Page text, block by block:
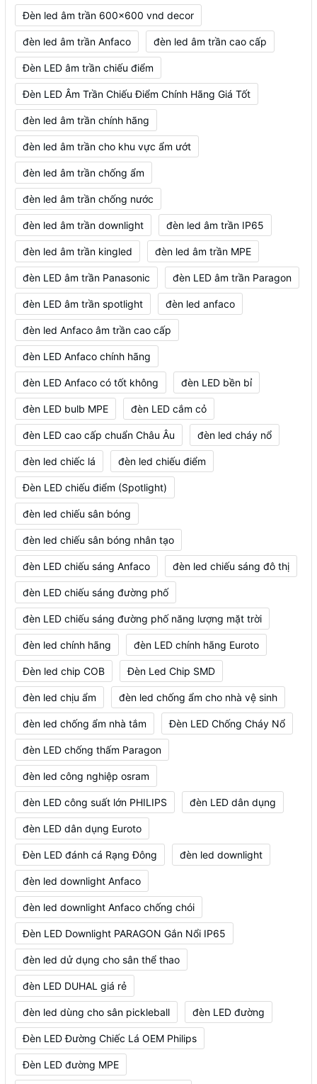
Đèn led âm trần 600x600 vnd decor
đèn led âm trần Anfaco đèn led âm trần cao cấp
Đèn LED âm trần chiếu điểm
Đèn LED Âm Trần Chiếu Điểm Chính Hãng Giá Tốt
đèn led âm trần chính hãng
đèn led âm trần cho khu vực ẩm ướt
đèn led âm trần chống ẩm
đèn led âm trần chống nước
đèn led âm trần downlight đèn led âm trần IP65
đèn led âm trần kingled đèn led âm trần MPE
đèn LED âm trần Panasonic đèn LED âm trần Paragon
đèn LED âm trần spotlight đèn led anfaco
đèn led Anfaco âm trần cao cấp
đèn LED Anfaco chính hãng
đèn LED Anfaco có tốt không đèn LED bền bỉ
đèn LED bulb MPE đèn LED cắm cỏ
đèn LED cao cấp chuẩn Châu Âu đèn led cháy nổ
đèn led chiếc lá đèn led chiếu điểm
Đèn LED chiếu điểm (Spotlight)
đèn led chiếu sân bóng
đèn led chiếu sân bóng nhân tạo
đèn LED chiếu sáng Anfaco đèn led chiếu sáng đô thị
đèn LED chiếu sáng đường phố
đèn LED chiếu sáng đường phố năng lượng mặt trời
đèn led chính hãng đèn LED chính hãng Euroto
Đèn led chip COB Đèn Led Chip SMD
đèn led chịu ẩm đèn led chống ẩm cho nhà vệ sinh
đèn led chống ẩm nhà tắm Đèn LED Chống Cháy Nổ
đèn LED chống thấm Paragon
đèn led công nghiệp osram
đèn LED công suất lớn PHILIPS đèn LED dân dụng
đèn LED dân dụng Euroto
Đèn LED đánh cá Rạng Đông đèn led downlight
đèn led downlight Anfaco
đèn led downlight Anfaco chống chói
Đèn LED Downlight PARAGON Gắn Nổi IP65
đèn led dử dụng cho sân thể thao
đèn LED DUHAL giá rẻ
đèn led dùng cho sân pickleball đèn LED đường
Đèn LED Đường Chiếc Lá OEM Philips
Đèn LED đường MPE